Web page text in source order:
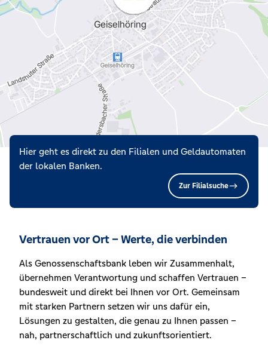
Hier geht es direkt zu den Filialen und Geldautomaten
der lokalen Banken.
Zur Filialsuche
Vertrauen vor Ort – Werte, die verbinden
Als Genossenschaftsbank leben wir Zusammenhalt,
übernehmen Verantwortung und schaffen Vertrauen –
bundesweit und direkt bei Ihnen vor Ort. Gemeinsam
mit starken Partnern setzen wir uns dafür ein,
Lösungen zu gestalten, die genau zu Ihnen passen –
nah, partnerschaftlich und zukunftsorientiert.